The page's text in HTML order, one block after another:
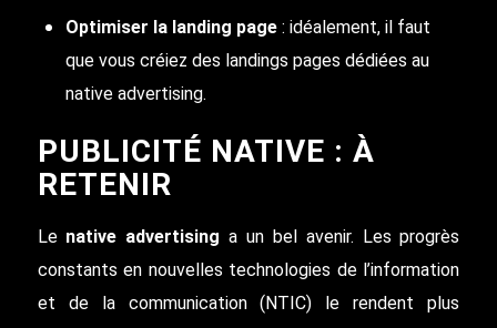
Optimiser la landing page: idéalement, il faut
que vous créiez des landings pages dédiées au
native advertising.
PUBLICITÉ NATIVE : À
RETENIR
Le native advertising a un bel avenir. Les progrès
constants en nouvelles technologies de l’information
et de la communication (NTIC) le rendent plus